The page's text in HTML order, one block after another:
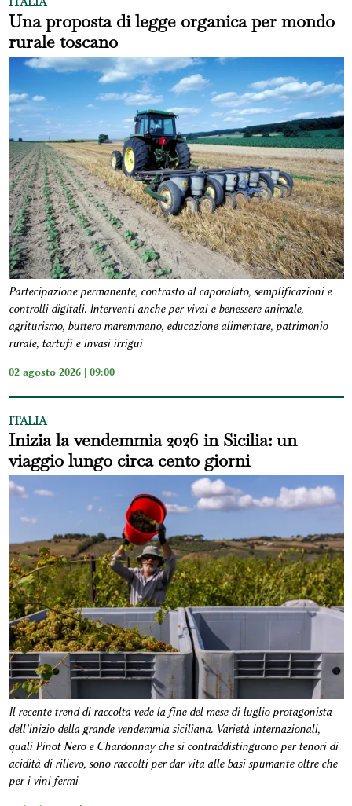
Una proposta di legge organica per mondo
rurale toscano
Partecipazione permanente, contrasto al caporalato, semplificazioni e
controlli digitali. Interventi anche per vivai e benessere animale,
agriturismo, buttero maremmano, educazione alimentare, patrimonio
rurale, tartufi e invasi irrigui
02 agosto 2026 | 09:00
ITALIA
Inizia la vendemmia 2026 in Sicilia: un
viaggio lungo circa cento giorni
Il recente trend di raccolta vede la fine del mese di luglio protagonista
dell’inizio della grande vendemmia siciliana. Varietà internazionali,
quali Pinot Nero e Chardonnay che si contraddistinguono per tenori di
acidità di rilievo, sono raccolti per dar vita alle basi spumante oltre che
per i vini fermi